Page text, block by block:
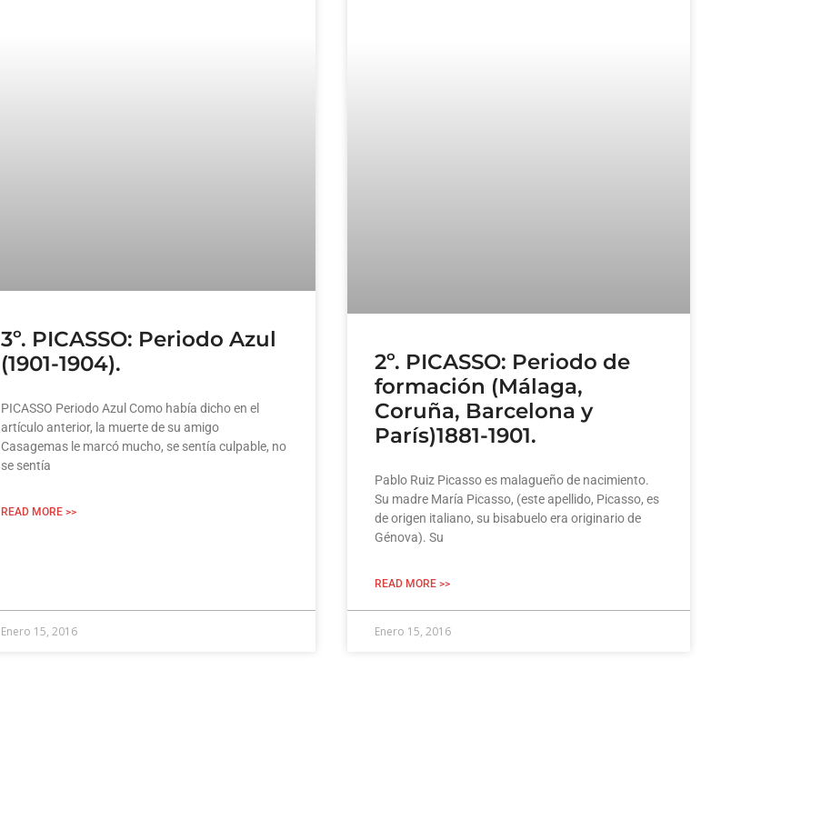
3º. PICASSO: Periodo Azul
(1901-1904).
PICASSO Periodo Azul Como había dicho en el
artículo anterior, la muerte de su amigo
Casagemas le marcó mucho, se sentía culpable, no
se sentía
READ MORE >>
Enero 15, 2016
2º. PICASSO: Periodo de
formación (Málaga,
Coruña, Barcelona y
París)1881-1901.
Pablo Ruiz Picasso es malagueño de nacimiento.
Su madre María Picasso, (este apellido, Picasso, es
de origen italiano, su bisabuelo era originario de
Génova). Su
READ MORE >>
Enero 15, 2016